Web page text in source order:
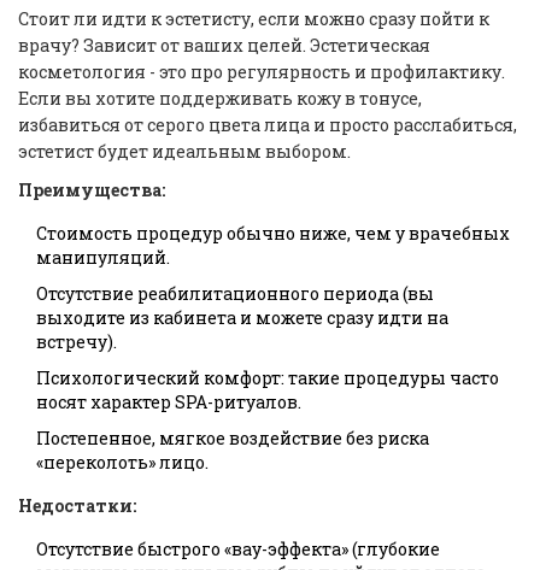
Стоит ли идти к эстетисту, если можно сразу пойти к
врачу? Зависит от ваших целей. Эстетическая
косметология - это про регулярность и профилактику.
Если вы хотите поддерживать кожу в тонусе,
избавиться от серого цвета лица и просто расслабиться,
эстетист будет идеальным выбором.
Преимущества:
Стоимость процедур обычно ниже, чем у врачебных
манипуляций.
Отсутствие реабилитационного периода (вы
выходите из кабинета и можете сразу идти на
встречу).
Психологический комфорт: такие процедуры часто
носят характер SPA-ритуалов.
Постепенное, мягкое воздействие без риска
«переколоть» лицо.
Недостатки:
Отсутствие быстрого «вау-эффекта» (глубокие